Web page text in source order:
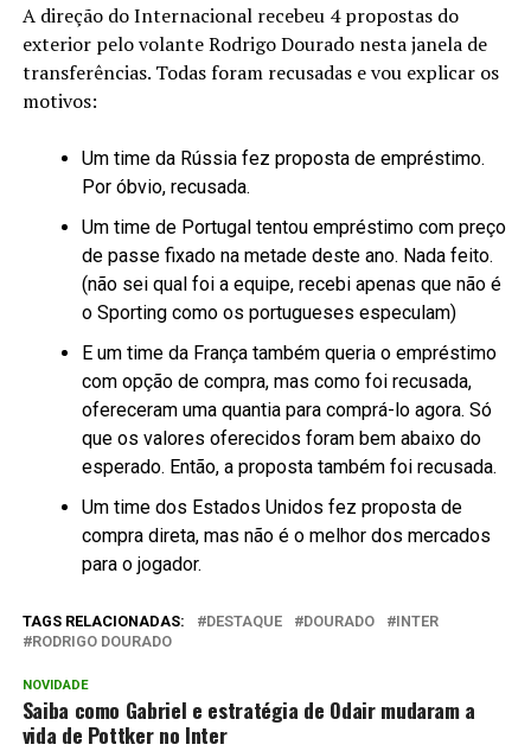
A direção do Internacional recebeu 4 propostas do
exterior pelo volante Rodrigo Dourado nesta janela de
transferências. Todas foram recusadas e vou explicar os
motivos:
Um time da Rússia fez proposta de empréstimo.
Por óbvio, recusada.
Um time de Portugal tentou empréstimo com preço
de passe fixado na metade deste ano. Nada feito.
(não sei qual foi a equipe, recebi apenas que não é
o Sporting como os portugueses especulam)
E um time da França também queria o empréstimo
com opção de compra, mas como foi recusada,
ofereceram uma quantia para comprá-lo agora. Só
que os valores oferecidos foram bem abaixo do
esperado. Então, a proposta também foi recusada.
Um time dos Estados Unidos fez proposta de
compra direta, mas não é o melhor dos mercados
para o jogador.
TAGS RELACIONADAS: DESTAQUE DOURADO
INTER
RODRIGO DOURADO
NOVIDADE
Saiba como Gabriel e estratégia de Odair mudaram a
vida de Pottker no Inter